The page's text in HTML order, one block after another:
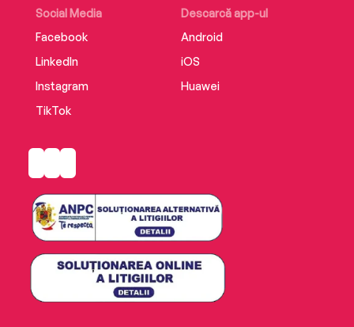
Social Media
Facebook
LinkedIn
Instagram
TikTok
Descarcă app-ul
Android
iOS
Huawei